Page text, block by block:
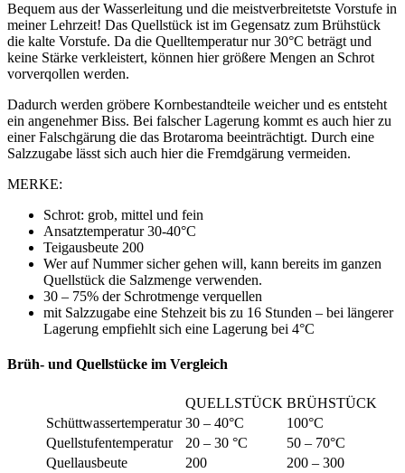
Bequem aus der Wasserleitung und die meistverbreitetste Vorstufe in
meiner Lehrzeit! Das Quellstück ist im Gegensatz zum Brühstück
die kalte Vorstufe. Da die Quelltemperatur nur 30°C beträgt und
keine Stärke verkleistert, können hier größere Mengen an Schrot
vorverqollen werden.
Dadurch werden gröbere Kornbestandteile weicher und es entsteht
ein angenehmer Biss. Bei falscher Lagerung kommt es auch hier zu
einer Falschgärung die das Brotaroma beeinträchtigt. Durch eine
Salzzugabe lässt sich auch hier die Fremdgärung vermeiden.
MERKE:
Schrot: grob, mittel und fein
Ansatztemperatur 30-40°C
Teigausbeute 200
Wer auf Nummer sicher gehen will, kann bereits im ganzen
Quellstück die Salzmenge verwenden.
30 – 75% der Schrotmenge verquellen
mit Salzzugabe eine Stehzeit bis zu 16 Stunden – bei längerer
Lagerung empfiehlt sich eine Lagerung bei 4°C
Brüh- und Quellstücke im Vergleich
QUELLSTÜCK BRÜHSTÜCK
Schüttwassertemperatur 30 – 40°C
100°C
Quellstufentemperatur
20 – 30 °C
50 – 70°C
Quellausbeute
200
200 – 300